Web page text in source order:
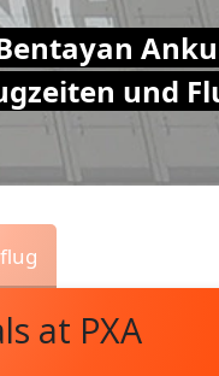
und
at PXA